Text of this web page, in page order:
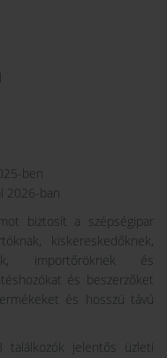
ben
2026-ban
biztosít a szépségipar
kiskereskedőknek,
importőröknek és
és beszerzőket
és hosszú távú
jelentős üzleti